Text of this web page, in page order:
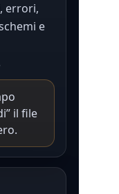
errori,
e
il file